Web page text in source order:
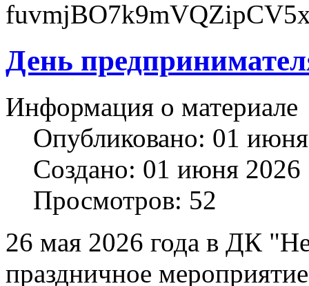
День
Информация о материале
Опубликовано: 01
Создано: 01 июня 2026
Просмотров: 52
26 мая 2026 года в ДК
праздничное